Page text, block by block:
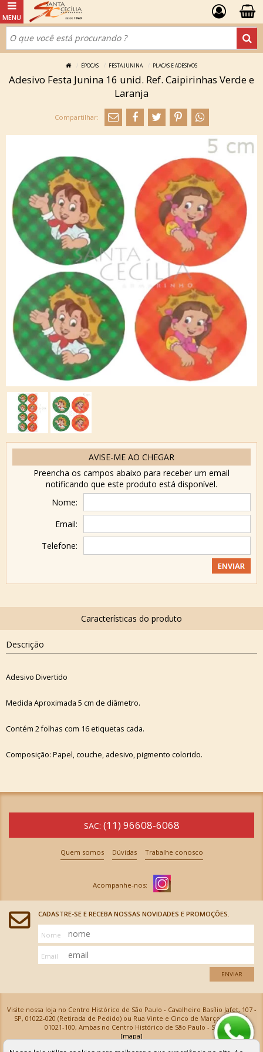
ÉPOCAS FESTA JUNINA PLACAS E ADESIVOS
Adesivo Festa Junina 16 unid. Ref. Caipirinhas Verde e
Laranja
AVISE-ME AO CHEGAR
Preencha os campos abaixo para receber um email
notificando que este produto está disponível.
Nome:
Email:
Telefone:
Descrição
Adesivo Divertido
Medida Aproximada 5 cm de diâmetro.
Contém 2 folhas com 16 etiquetas cada.
Composição: Papel, couche, adesivo, pigmento colorido.
SAC: (11) 96608-6068
Quem somos Dúvidas Trabalhe conosco
CADASTRE-SE E RECEBA NOSSAS NOVIDADES E PROMOÇÕES.
Nome
Email
ENVIAR
Visite nossa loja no Centro Histórico de São Paulo - Cavalheiro Basílio Jafet, 107 -
SP, 01022-020 (Retirada de Pedido) ou Rua Vinte e Cinco de Março, 576 - SP,
01021-100, Ambas no Centro Histórico de São Paulo - SP
[mapa]
Armarinhos Santa Cecília Ltda | CNPJ: 61.069.639/0001-18